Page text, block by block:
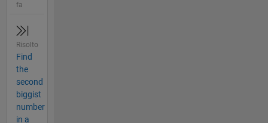
fa
Risolto
Find
the
second
biggist
number
in a